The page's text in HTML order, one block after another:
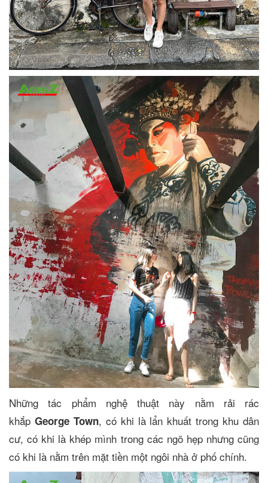
Những tác phẩm nghệ thuật này nằm rải rác
khắp George Town, có khi là lẩn khuất trong khu dân
cư, có khi là khép mình trong các ngõ hẹp nhưng cũng
có khi là nằm trên mặt tiền một ngôi nhà ở phố chính.